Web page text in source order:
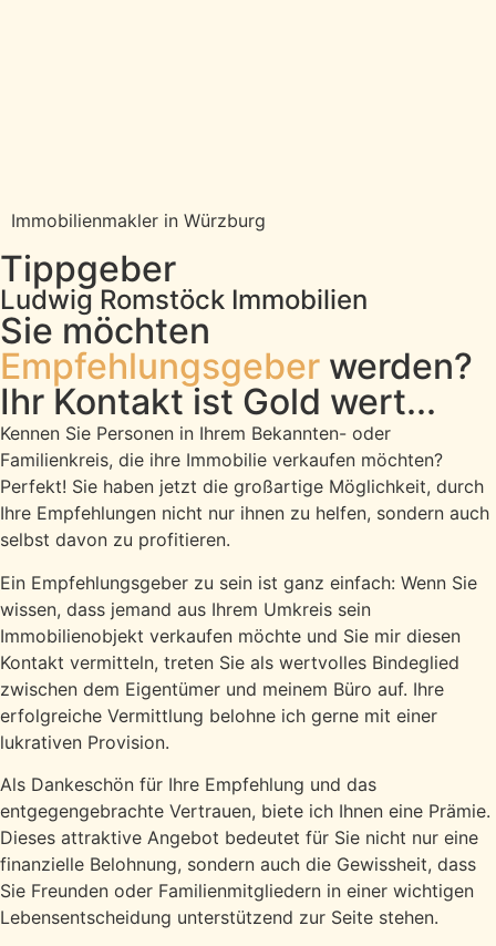
Immobilienmakler in Würzburg
Tippgeber
Ludwig Romstöck Immobilien
Sie möchten
Empfehlungsgeber werden?
Ihr Kontakt ist Gold wert...
Kennen Sie Personen in Ihrem Bekannten- oder
Familienkreis, die ihre Immobilie verkaufen möchten?
Perfekt! Sie haben jetzt die großartige Möglichkeit, durch
Ihre Empfehlungen nicht nur ihnen zu helfen, sondern auch
selbst davon zu profitieren.
Ein Empfehlungsgeber zu sein ist ganz einfach: Wenn Sie
wissen, dass jemand aus Ihrem Umkreis sein
Immobilienobjekt verkaufen möchte und Sie mir diesen
Kontakt vermitteln, treten Sie als wertvolles Bindeglied
zwischen dem Eigentümer und meinem Büro auf. Ihre
erfolgreiche Vermittlung belohne ich gerne mit einer
lukrativen Provision.
Als Dankeschön für Ihre Empfehlung und das
entgegengebrachte Vertrauen, biete ich Ihnen eine Prämie.
Dieses attraktive Angebot bedeutet für Sie nicht nur eine
finanzielle Belohnung, sondern auch die Gewissheit, dass
Sie Freunden oder Familienmitgliedern in einer wichtigen
Lebensentscheidung unterstützend zur Seite stehen.